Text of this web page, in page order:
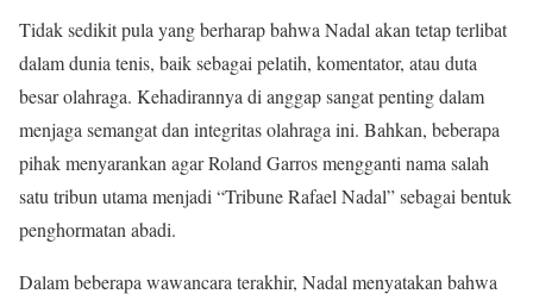
Tidak sedikit pula yang berharap bahwa Nadal akan tetap terlibat
dalam dunia tenis, baik sebagai pelatih, komentator, atau duta
besar olahraga. Kehadirannya di anggap sangat penting dalam
menjaga semangat dan integritas olahraga ini. Bahkan, beberapa
pihak menyarankan agar Roland Garros mengganti nama salah
satu tribun utama menjadi “Tribune Rafael Nadal” sebagai bentuk
penghormatan abadi.
Dalam beberapa wawancara terakhir, Nadal menyatakan bahwa